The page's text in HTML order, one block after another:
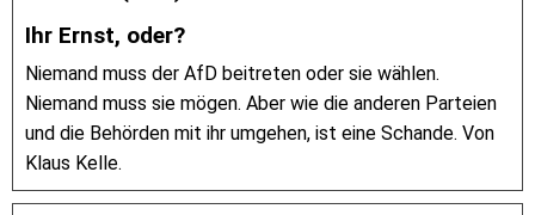
Ihr Ernst, oder?
Niemand muss der AfD beitreten oder sie wählen.
Niemand muss sie mögen. Aber wie die anderen Parteien
und die Behörden mit ihr umgehen, ist eine Schande. Von
Klaus Kelle.